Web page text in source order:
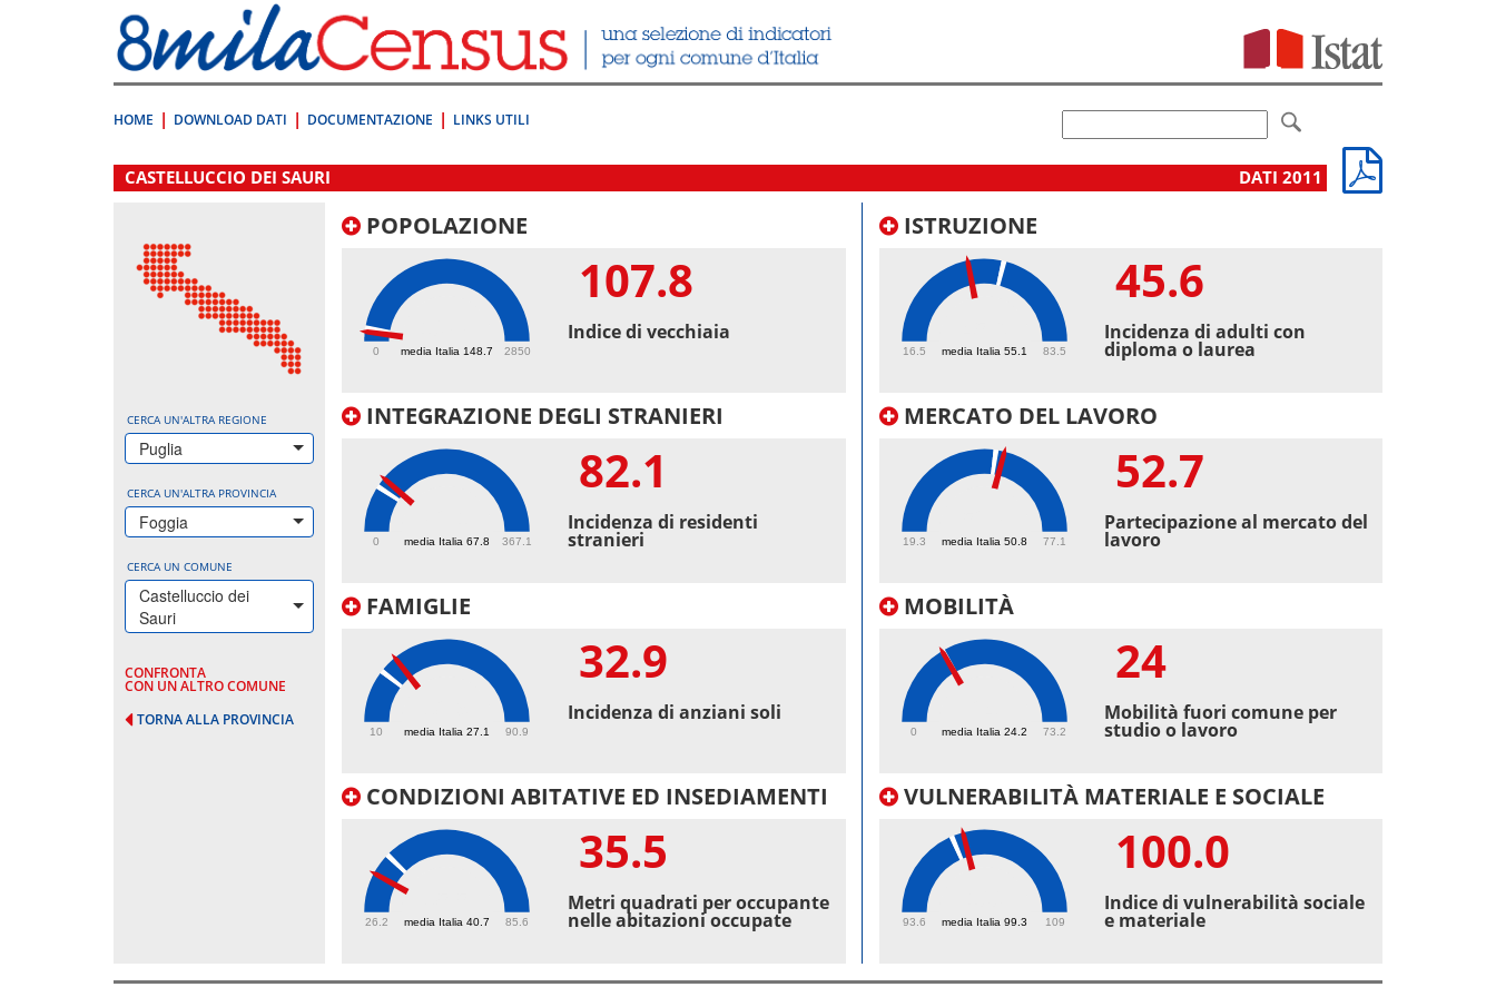
direttamente
a:
Contenuto
HOME DOWNLOAD DATI DOCUMENTAZIONE LINKS UTILI
.
CASTELLUCCIO DEI SAURI DATI 2011
CERCA UN'ALTRA REGIONE
Puglia
CERCA UN'ALTRA PROVINCIA
Foggia
CERCA UN COMUNE
Castelluccio dei
Sauri
CONFRONTA
CON UN ALTRO COMUNE
TORNA ALLA PROVINCIA
POPOLAZIONE
media Italia 148.7
0 2850
107.8
Indice di vecchiaia
INTEGRAZIONE DEGLI STRANIERI
media Italia 67.8
0 367.1
82.1
Incidenza di residenti
stranieri
FAMIGLIE
media Italia 27.1
10 90.9
32.9
Incidenza di anziani soli
CONDIZIONI ABITATIVE ED INSEDIAMENTI
media Italia 40.7
26.2 85.6
35.5
Metri quadrati per occupante
nelle abitazioni occupate
ISTRUZIONE
media Italia 55.1
16.5 83.5
45.6
Incidenza di adulti con
diploma o laurea
MERCATO DEL LAVORO
media Italia 50.8
19.3 77.1
52.7
Partecipazione al mercato del
lavoro
MOBILITÀ
media Italia 24.2
0 73.2
24
Mobilità fuori comune per
studio o lavoro
VULNERABILITÀ MATERIALE E SOCIALE
media Italia 99.3
93.6 109
100.0
Indice di vulnerabilità sociale
e materiale